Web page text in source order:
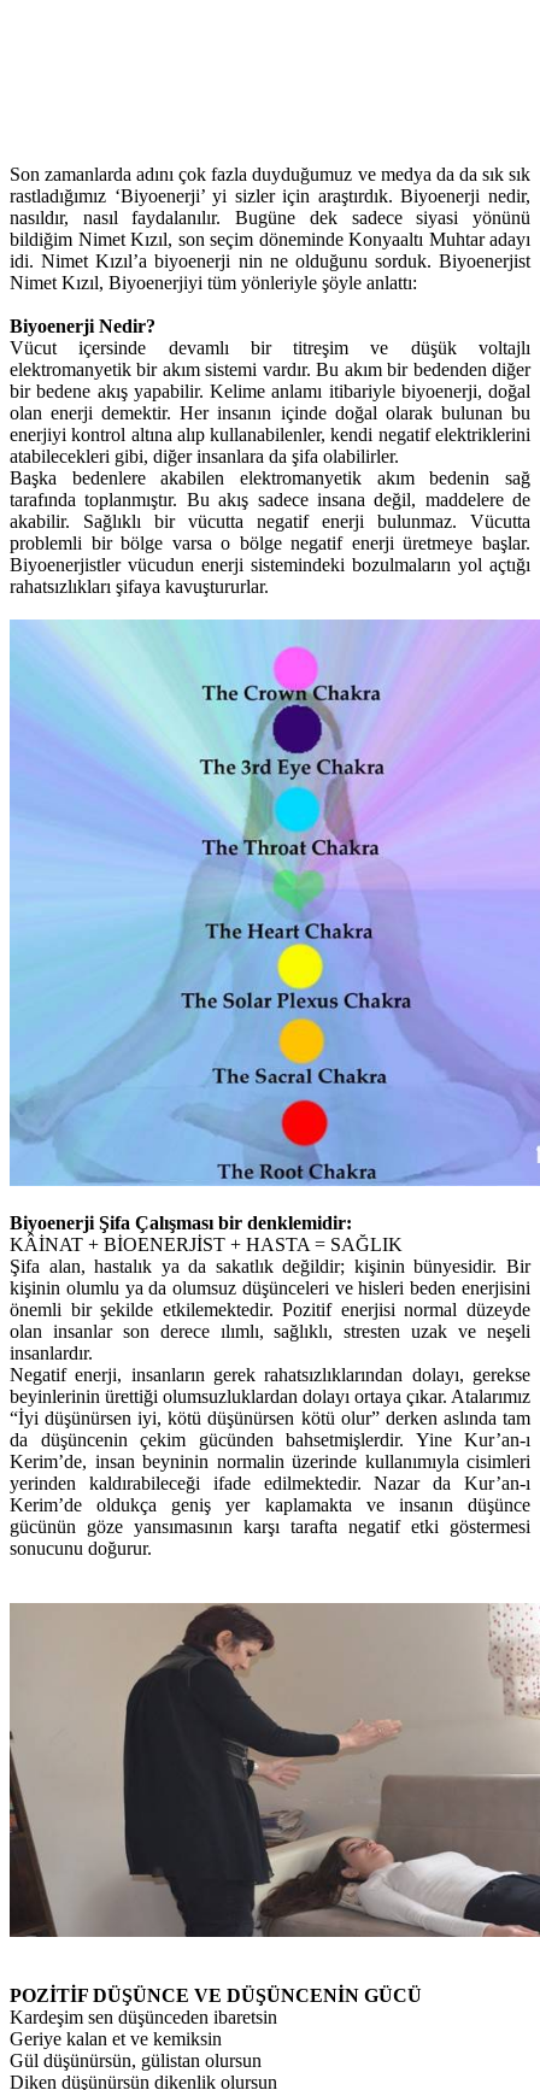
Son zamanlarda adını çok fazla duyduğumuz ve medya da da sık sık
rastladığımız ‘Biyoenerji’ yi sizler için araştırdık. Biyoenerji nedir,
nasıldır, nasıl faydalanılır. Bugüne dek sadece siyasi yönünü
bildiğim Nimet Kızıl, son seçim döneminde Konyaaltı Muhtar adayı
idi. Nimet Kızıl’a biyoenerji nin ne olduğunu sorduk. Biyoenerjist
Nimet Kızıl, Biyoenerjiyi tüm yönleriyle şöyle anlattı:
Biyoenerji Nedir?
Vücut içersinde devamlı bir titreşim ve düşük voltajlı
elektromanyetik bir akım sistemi vardır. Bu akım bir bedenden diğer
bir bedene akış yapabilir. Kelime anlamı itibariyle biyoenerji, doğal
olan enerji demektir. Her insanın içinde doğal olarak bulunan bu
enerjiyi kontrol altına alıp kullanabilenler, kendi negatif elektriklerini
atabilecekleri gibi, diğer insanlara da şifa olabilirler.
Başka bedenlere akabilen elektromanyetik akım bedenin sağ
tarafında toplanmıştır. Bu akış sadece insana değil, maddelere de
akabilir. Sağlıklı bir vücutta negatif enerji bulunmaz. Vücutta
problemli bir bölge varsa o bölge negatif enerji üretmeye başlar.
Biyoenerjistler vücudun enerji sistemindeki bozulmaların yol açtığı
rahatsızlıkları şifaya kavuştururlar.
Biyoenerji Şifa Çalışması bir denklemidir:
KÂİNAT + BİOENERJİST + HASTA = SAĞLIK
Şifa alan, hastalık ya da sakatlık değildir; kişinin bünyesidir. Bir
kişinin olumlu ya da olumsuz düşünceleri ve hisleri beden enerjisini
önemli bir şekilde etkilemektedir. Pozitif enerjisi normal düzeyde
olan insanlar son derece ılımlı, sağlıklı, stresten uzak ve neşeli
insanlardır.
Negatif enerji, insanların gerek rahatsızlıklarından dolayı, gerekse
beyinlerinin ürettiği olumsuzluklardan dolayı ortaya çıkar. Atalarımız
“İyi düşünürsen iyi, kötü düşünürsen kötü olur” derken aslında tam
da düşüncenin çekim gücünden bahsetmişlerdir. Yine Kur’an-ı
Kerim’de, insan beyninin normalin üzerinde kullanımıyla cisimleri
yerinden kaldırabileceği ifade edilmektedir. Nazar da Kur’an-ı
Kerim’de oldukça geniş yer kaplamakta ve insanın düşünce
gücünün göze yansımasının karşı tarafta negatif etki göstermesi
sonucunu doğurur.
POZİTİF DÜŞÜNCE VE DÜŞÜNCENİN GÜCÜ
Kardeşim sen düşünceden ibaretsin
Geriye kalan et ve kemiksin
Gül düşünürsün, gülistan olursun
Diken düşünürsün dikenlik olursun